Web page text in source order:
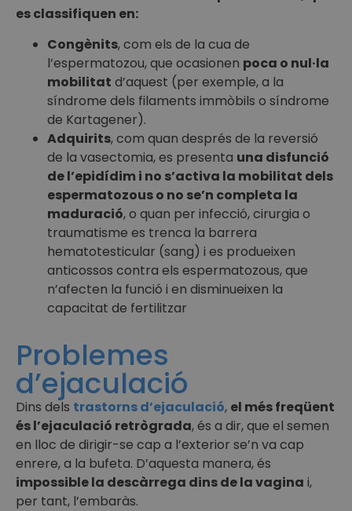
es classifiquen en:
Congènits, com els de la cua de
l’espermatozou, que ocasionen poca o nul·la
mobilitat d’aquest (per exemple, a la
síndrome dels filaments immòbils o síndrome
de Kartagener).
Adquirits, com quan després de la reversió
de la vasectomia, es presenta una disfunció
de l’epidídim i no s’activa la mobilitat dels
espermatozous o no se’n completa la
maduració, o quan per infecció, cirurgia o
traumatisme es trenca la barrera
hematotesticular (sang) i es produeixen
anticossos contra els espermatozous, que
n’afecten la funció i en disminueixen la
capacitat de fertilitzar
Problemes
d’ejaculació
Dins dels trastorns d’ejaculació, el més freqüent
és l’ejaculació retrògrada, és a dir, que el semen
en lloc de dirigir-se cap a l’exterior se’n va cap
enrere, a la bufeta. D’aquesta manera, és
impossible la descàrrega dins de la vagina i,
per tant, l’embaràs.